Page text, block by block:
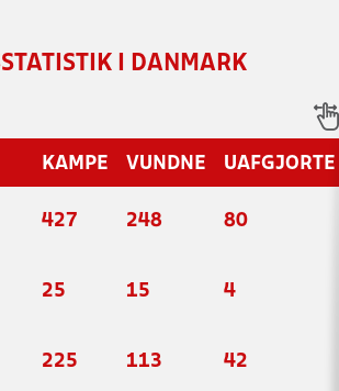
I DANMARK
KAMPE VUNDNE UAFGJORTE
427 248 80
25 15 4
225 113 42